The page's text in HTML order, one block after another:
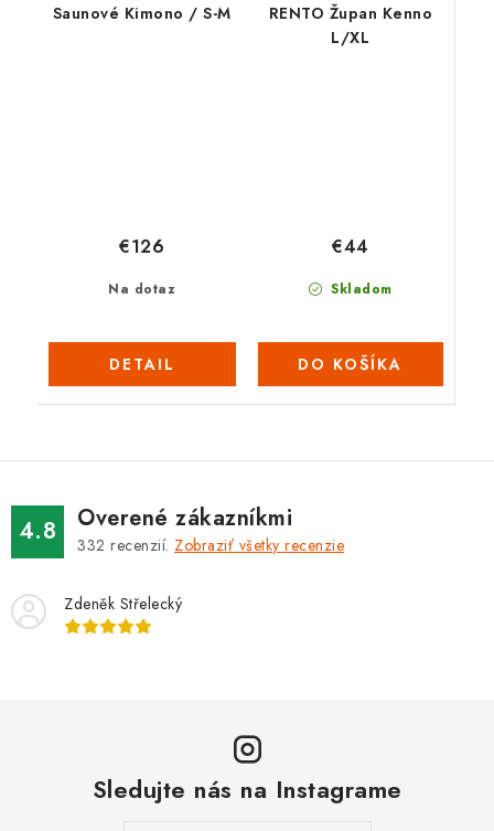
Saunové Kimono / S-M
Na dotaz
€126
DETAIL
RENTO Župan Kenno
L/XL
Skladom
€44
DO KOŠÍKA
4.8 Overené zákazníkmi
332 recenzií. Zobraziť všetky recenzie
Zdeněk Střelecký
Sledujte nás na Instagrame